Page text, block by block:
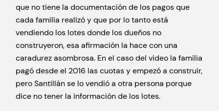
que no tiene la documentación de los pagos que
cada familia realizó y que por lo tanto está
vendiendo los lotes donde los dueños no
construyeron, esa afirmación la hace con una
caradurez asombrosa. En el caso del video la familia
pagó desde el 2016 las cuotas y empezó a construir,
pero Santillán se lo vendió a otra persona porque
dice no tener la información de los lotes.